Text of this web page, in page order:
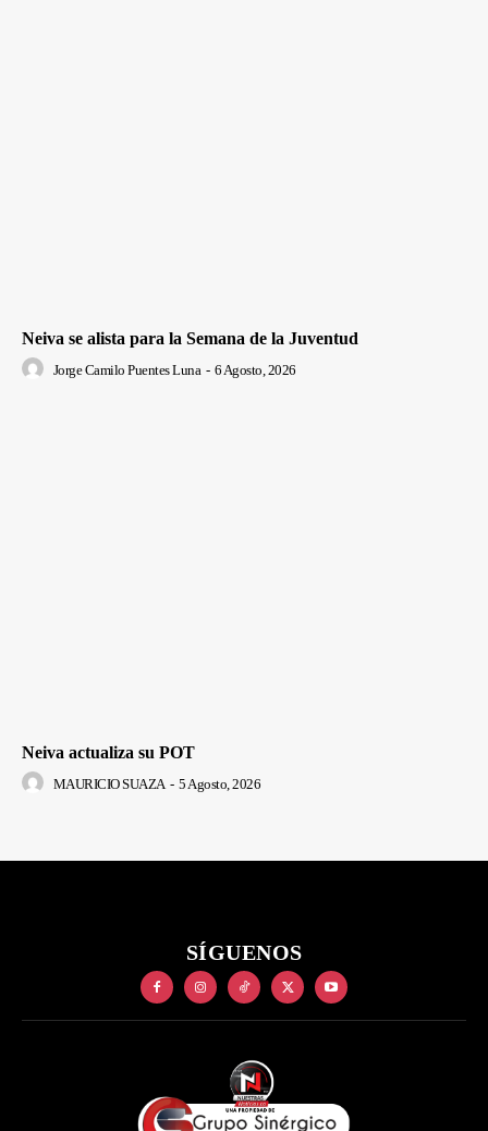
Neiva se alista para la Semana de la Juventud
Jorge Camilo Puentes Luna - 6 Agosto, 2026
Neiva actualiza su POT
MAURICIO SUAZA - 5 Agosto, 2026
SÍGUENOS